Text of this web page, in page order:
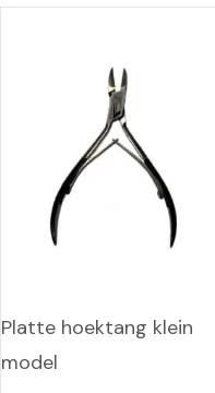
Platte hoektang klein
model